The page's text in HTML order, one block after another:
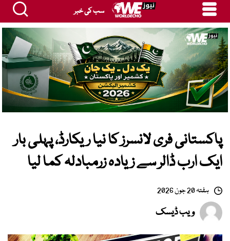
سب کی خبر
پاکستانی فری لانسرز کا نیا ریکارڈ، پہلی بار
ایک ارب ڈالر سے زیادہ زرمبادلہ کما لیا
ہفتہ 20 جون 2026
ویب ڈیسک